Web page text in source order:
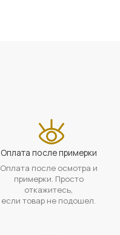
Оплата после примерки
Оплата после осмотра и
примерки. Просто
откажитесь,
если товар не подошел.